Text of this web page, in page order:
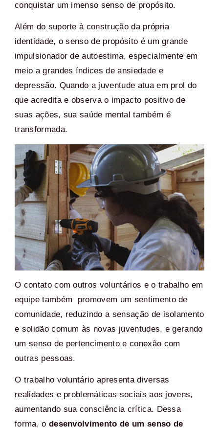
conquistar um imenso senso de propósito.
Além do suporte à construção da própria
identidade, o senso de propósito é um grande
impulsionador de autoestima, especialmente em
meio a grandes índices de ansiedade e
depressão. Quando a juventude atua em prol do
que acredita e observa o impacto positivo de
suas ações, sua saúde mental também é
transformada.
O contato com outros voluntários e o trabalho em
equipe também promovem um sentimento de
comunidade, reduzindo a sensação de isolamento
e solidão comum às novas juventudes, e gerando
um senso de pertencimento e conexão com
outras pessoas.
O trabalho voluntário apresenta diversas
realidades e problemáticas sociais aos jovens,
aumentando sua consciência crítica. Dessa
forma, o desenvolvimento de um senso de